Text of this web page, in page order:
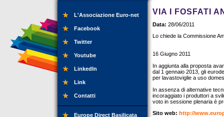
L'Associazione Euro-net
Facebook
Twitter
Youtube
LinkedIn
Link
Contatti
Europe Direct Basilicata
VIA I FOSFATI
Data: 28/06/2011
Lo chiede la Commissione
16 Giugno 2011
In aggiunta alla proposta
dal 1 gennaio 2013, gli
per lavastoviglie a uso
In assenza di alternative
incoraggiato i produttori a
voto in sessione plenaria è
Sito web: http://